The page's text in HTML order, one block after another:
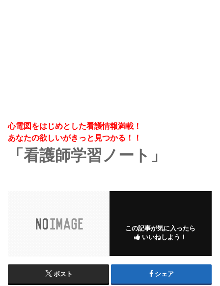
心電図をはじめとした看護情報満載！
あなたの欲しいがきっと見つかる！！
「看護師学習ノート」
この記事が気に入ったら
いいねしよう！
ポスト シェア